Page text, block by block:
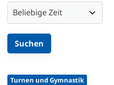
Turnen und Gymnastik